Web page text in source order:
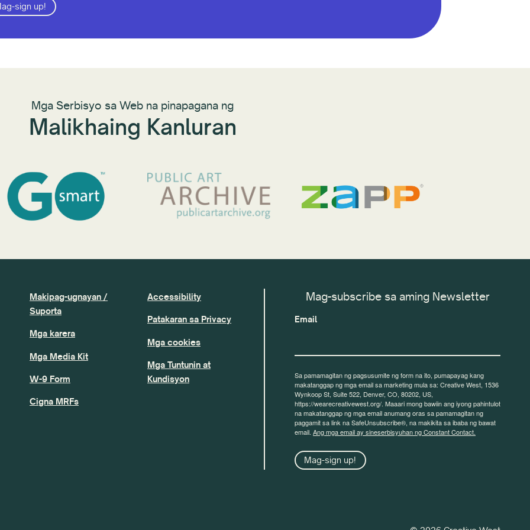
sign up!
Mga Serbisyo sa Web na pinapagana ng
Malikhaing Kanluran
Makipag-ugnayan /
Suporta
Mga karera
Mga Media Kit
W-9 Form
Cigna MRFs
Accessibility
Patakaran sa Privacy
Mga cookies
Mga Tuntunin at
Kundisyon
Mag-subscribe sa aming Newsletter
Email
Sa pamamagitan ng pagsusumite ng form na ito, pumapayag kang
makatanggap ng mga email sa marketing mula sa: Creative West, 1536
Wynkoop St, Suite 522, Denver, CO, 80202, US,
https://wearecreativewest.org/. Maaari mong bawiin ang iyong pahintulot
na makatanggap ng mga email anumang oras sa pamamagitan ng
paggamit sa link na SafeUnsubscribe®, na makikita sa ibaba ng bawat
email. Ang mga email ay sineserbisyuhan ng Constant Contact.
Mag-sign up!